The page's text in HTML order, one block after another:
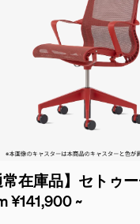
常在庫品】セトゥ
¥141,900 ~